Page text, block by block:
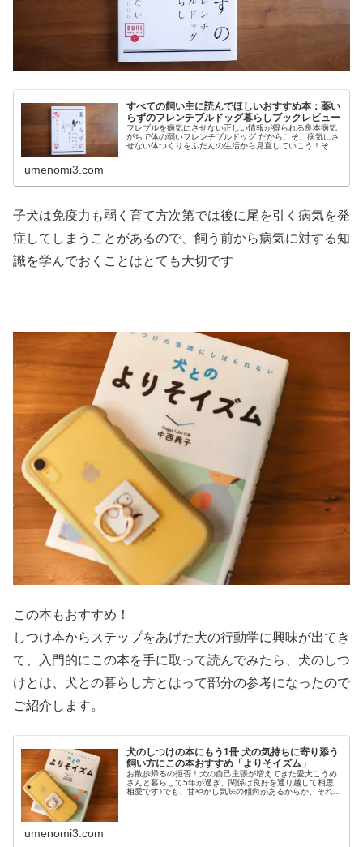
すべての飼い主に読んでほしいおすすめ本：薬い
らずのフレンチブルドッグ暮らしブックレビュー
フレブルを病気にさせない正しい情報が得られる良本病気
がちで体の弱いフレンチブルドッグ だからこそ、病気にさ
せない体つくりをふだんの生活から見直していこう！それ
umenomi3.com
子犬は免疫力も弱く育て方次第では後に尾を引く病気を発
症してしまうことがあるので、飼う前から病気に対する知
識を学んでおくことはとても大切です
この本もおすすめ！
しつけ本からステップをあげた犬の行動学に興味が出てき
て、入門的にこの本を手に取って読んでみたら、犬のしつ
けとは、犬との暮らし方とはって部分の参考になったので
ご紹介します。
犬のしつけの本にもう1冊 犬の気持ちに寄り添う
飼い方にこの本おすすめ「よりそイズム」
お散歩帰るの拒否！犬の自己主張が増えてきた愛犬こうめ
さんと暮らして5年が過ぎ、関係は良好を通り越して相思
相愛です♪でも、甘やかし気味の傾向があるからか、それと
umenomi3.com